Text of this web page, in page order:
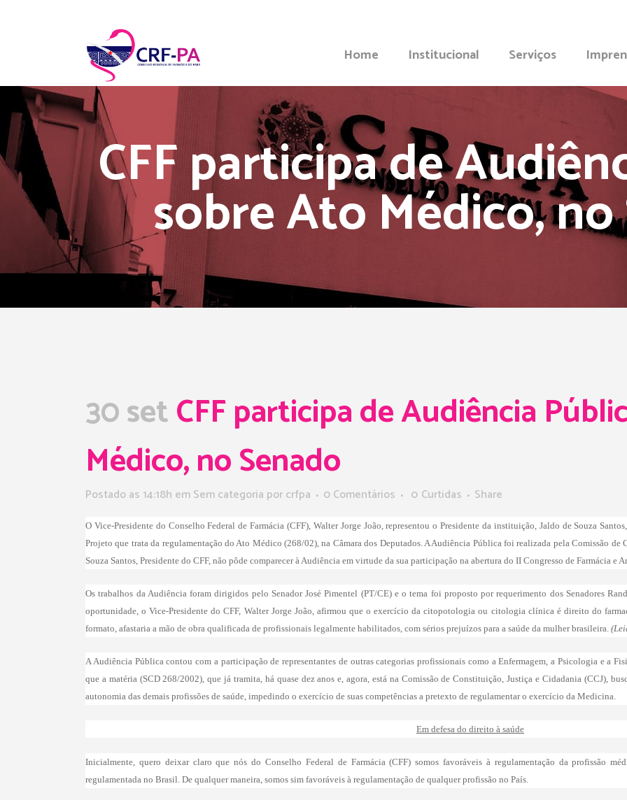
Home Institucional Serviços
CFF participa de
sobre Ato Médico,
30 setCFF participa de Audiência
Médico, no Senado
Postado as 14:18h em Sem categoria porcrfpa 0 Comentários 0 Curtidas Share
O Vice-Presidente do Conselho Federal de Farmácia (CFF), Walter Jorge João, representou o Presidente da instituição, Jaldo de Souza
Projeto que trata da regulamentação do Ato Médico (268/02), na Câmara dos Deputados. A Audiência Pública foi realizada pela Comissão de
Souza Santos, Presidente do CFF, não pôde comparecer à Audiência em virtude da sua participação na abertura do II Congresso de Farmácia e
Os trabalhos da Audiência foram dirigidos pelo Senador José Pimentel (PT/CE) e o tema foi proposto por requerimento dos Senadores
oportunidade, o Vice-Presidente do CFF, Walter Jorge João, afirmou que o exercício da citopotologia ou citologia clínica é direito do
formato, afastaria a mão de obra qualificada de profissionais legalmente habilitados, com sérios prejuízos para a saúde da mulher brasileira.
A Audiência Pública contou com a participação de representantes de outras categorias profissionais como a Enfermagem, a Psicologia e a
que a matéria (SCD 268/2002), que já tramita, há quase dez anos e, agora, está na Comissão de Constituição, Justiça e Cidadania (CCJ),
autonomia das demais profissões de saúde, impedindo o exercício de suas competências a pretexto de regulamentar o exercício da Medicina.
Em defesa do direito à saúde
Inicialmente, quero deixar claro que nós do Conselho Federal de Farmácia (CFF) somos favoráveis à regulamentação da profissão
regulamentada no Brasil. De qualquer maneira, somos sim favoráveis à regulamentação de qualquer profissão no País.